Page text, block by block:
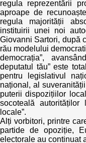
regula reprezentării
aproape de
regula majorității
instituirii unei noi
Giovanni Sartori, după
rău modelului
democrația”,
deputatul tău” este
pentru legislativul
național, al
puterii dispozițiilor
socoteală autorităților
locale”.
Alți vorbitori, printre
partide de opoziție,
electorale au continuat